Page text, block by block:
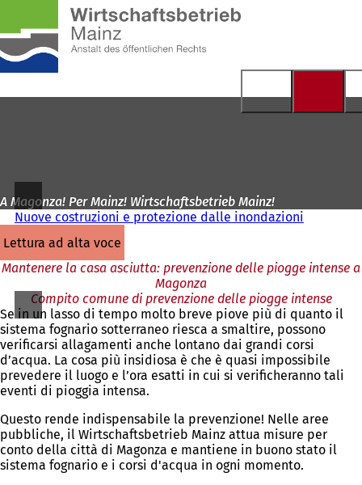
Vai al contenuto
iniziale
A Magonza! Per Mainz! Wirtschaftsbetrieb Mainz!
Nuove costruzioni e protezione dalle inondazioni
lettura ad alta voce
Mantenere la casa asciutta: prevenzione delle piogge intense a
Magonza
Compito comune di prevenzione delle piogge intense
Se in un lasso di tempo molto breve piove più di quanto il
sistema fognario sotterraneo riesca a smaltire, possono
verificarsi allagamenti anche lontano dai grandi corsi
d’acqua. La cosa più insidiosa è che è quasi impossibile
prevedere il luogo e l’ora esatti in cui si verificheranno tali
eventi di pioggia intensa.
Questo rende indispensabile la prevenzione! Nelle aree
pubbliche, il Wirtschaftsbetrieb Mainz attua misure per
conto della città di Magonza e mantiene in buono stato il
sistema fognario e i corsi d'acqua in ogni momento.